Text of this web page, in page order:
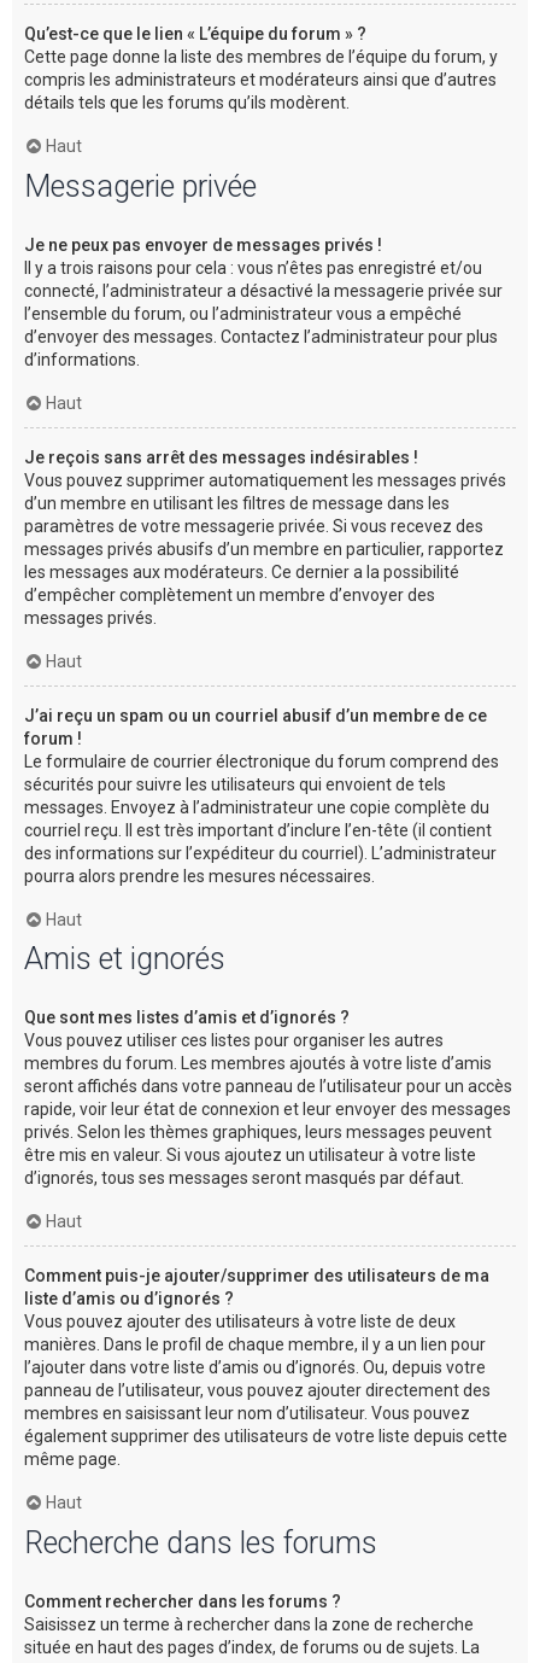
Qu’est-ce que le lien « L’équipe du forum » ?
Cette page donne la liste des membres de l’équipe du forum, y
compris les administrateurs et modérateurs ainsi que d’autres
détails tels que les forums qu’ils modèrent.
Haut
Messagerie privée
Je ne peux pas envoyer de messages privés !
Il y a trois raisons pour cela : vous n’êtes pas enregistré et/ou
connecté, l’administrateur a désactivé la messagerie privée sur
l’ensemble du forum, ou l’administrateur vous a empêché
d’envoyer des messages. Contactez l’administrateur pour plus
d’informations.
Haut
Je reçois sans arrêt des messages indésirables !
Vous pouvez supprimer automatiquement les messages privés
d’un membre en utilisant les filtres de message dans les
paramètres de votre messagerie privée. Si vous recevez des
messages privés abusifs d’un membre en particulier, rapportez
les messages aux modérateurs. Ce dernier a la possibilité
d’empêcher complètement un membre d’envoyer des
messages privés.
Haut
J’ai reçu un spam ou un courriel abusif d’un membre de ce
forum !
Le formulaire de courrier électronique du forum comprend des
sécurités pour suivre les utilisateurs qui envoient de tels
messages. Envoyez à l’administrateur une copie complète du
courriel reçu. Il est très important d’inclure l’en-tête (il contient
des informations sur l’expéditeur du courriel). L’administrateur
pourra alors prendre les mesures nécessaires.
Haut
Amis et ignorés
Que sont mes listes d’amis et d’ignorés ?
Vous pouvez utiliser ces listes pour organiser les autres
membres du forum. Les membres ajoutés à votre liste d’amis
seront affichés dans votre panneau de l’utilisateur pour un accès
rapide, voir leur état de connexion et leur envoyer des messages
privés. Selon les thèmes graphiques, leurs messages peuvent
être mis en valeur. Si vous ajoutez un utilisateur à votre liste
d’ignorés, tous ses messages seront masqués par défaut.
Haut
Comment puis-je ajouter/supprimer des utilisateurs de ma
liste d’amis ou d’ignorés ?
Vous pouvez ajouter des utilisateurs à votre liste de deux
manières. Dans le profil de chaque membre, il y a un lien pour
l’ajouter dans votre liste d’amis ou d’ignorés. Ou, depuis votre
panneau de l’utilisateur, vous pouvez ajouter directement des
membres en saisissant leur nom d’utilisateur. Vous pouvez
également supprimer des utilisateurs de votre liste depuis cette
même page.
Haut
Recherche dans les forums
Comment rechercher dans les forums ?
Saisissez un terme à rechercher dans la zone de recherche
située en haut des pages d’index, de forums ou de sujets. La